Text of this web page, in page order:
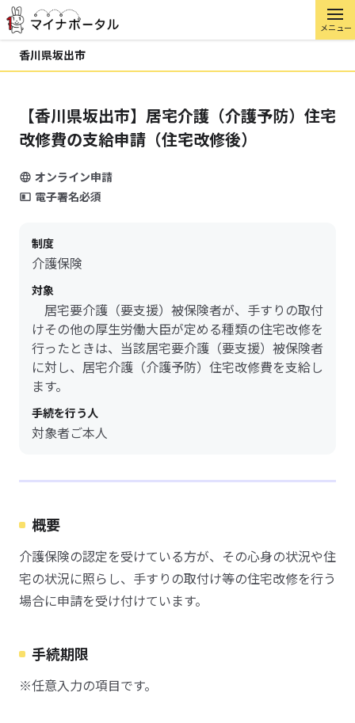
メニュー
香川県坂出市
【香川県坂出市】居宅介護（介護予防）住宅
改修費の支給申請（住宅改修後）
オンライン申請
電子署名必須
制度
介護保険
対象
居宅要介護（要支援）被保険者が、手すりの取付
けその他の厚生労働大臣が定める種類の住宅改修を
行ったときは、当該居宅要介護（要支援）被保険者
に対し、居宅介護（介護予防）住宅改修費を支給し
ます。
手続を行う人
対象者ご本人
概要
介護保険の認定を受けている方が、その心身の状況や住
宅の状況に照らし、手すりの取付け等の住宅改修を行う
場合に申請を受け付けています。
手続期限
※任意入力の項目です。